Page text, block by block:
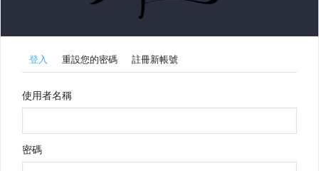
Primary
tabs
登入 重設您的密碼 註冊新帳號
使用者名稱
密碼